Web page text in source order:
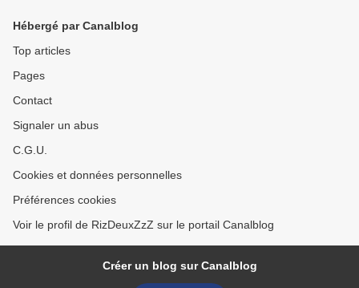
Hébergé par Canalblog
Top articles
Pages
Contact
Signaler un abus
C.G.U.
Cookies et données personnelles
Préférences cookies
Voir le profil de RizDeuxZzZ sur le portail Canalblog
Créer un blog sur Canalblog